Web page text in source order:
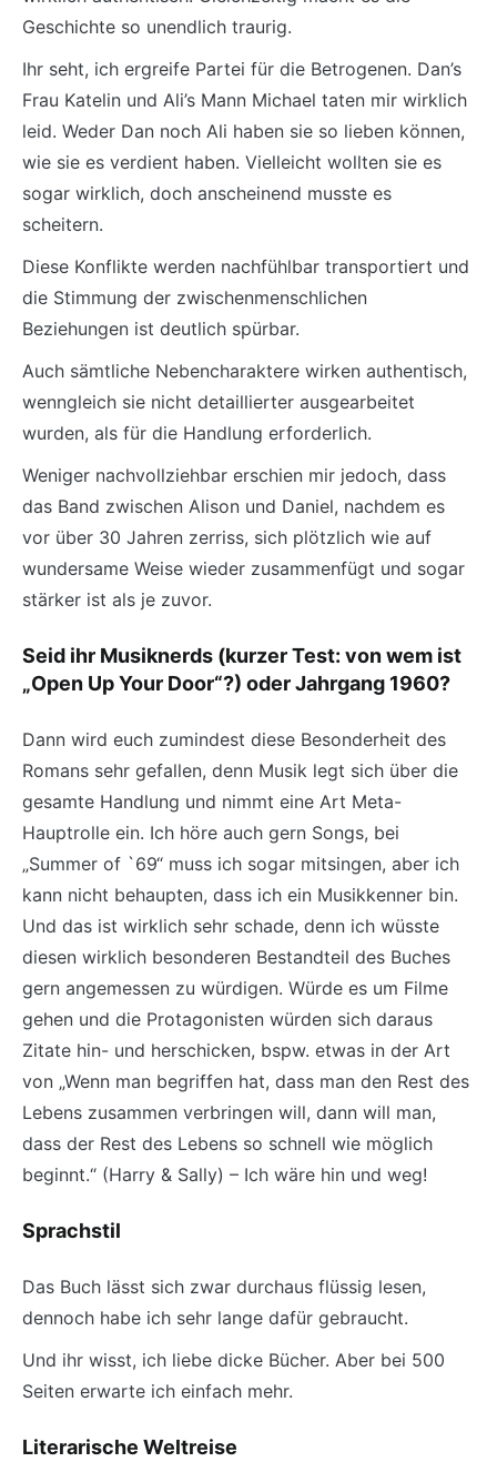
Geschichte so unendlich traurig.
Ihr seht, ich ergreife Partei für die Betrogenen. Dan’s
Frau Katelin und Ali’s Mann Michael taten mir wirklich
leid. Weder Dan noch Ali haben sie so lieben können,
wie sie es verdient haben. Vielleicht wollten sie es
sogar wirklich, doch anscheinend musste es
scheitern.
Diese Konflikte werden nachfühlbar transportiert und
die Stimmung der zwischenmenschlichen
Beziehungen ist deutlich spürbar.
Auch sämtliche Nebencharaktere wirken authentisch,
wenngleich sie nicht detaillierter ausgearbeitet
wurden, als für die Handlung erforderlich.
Weniger nachvollziehbar erschien mir jedoch, dass
das Band zwischen Alison und Daniel, nachdem es
vor über 30 Jahren zerriss, sich plötzlich wie auf
wundersame Weise wieder zusammenfügt und sogar
stärker ist als je zuvor.
Seid ihr Musiknerds (kurzer Test: von wem ist
„Open Up Your Door“?) oder Jahrgang 1960?
Dann wird euch zumindest diese Besonderheit des
Romans sehr gefallen, denn Musik legt sich über die
gesamte Handlung und nimmt eine Art Meta-
Hauptrolle ein. Ich höre auch gern Songs, bei
„Summer of `69“ muss ich sogar mitsingen, aber ich
kann nicht behaupten, dass ich ein Musikkenner bin.
Und das ist wirklich sehr schade, denn ich wüsste
diesen wirklich besonderen Bestandteil des Buches
gern angemessen zu würdigen. Würde es um Filme
gehen und die Protagonisten würden sich daraus
Zitate hin- und herschicken, bspw. etwas in der Art
von „Wenn man begriffen hat, dass man den Rest des
Lebens zusammen verbringen will, dann will man,
dass der Rest des Lebens so schnell wie möglich
beginnt.“ (Harry & Sally) – Ich wäre hin und weg!
Sprachstil
Das Buch lässt sich zwar durchaus flüssig lesen,
dennoch habe ich sehr lange dafür gebraucht.
Und ihr wisst, ich liebe dicke Bücher. Aber bei 500
Seiten erwarte ich einfach mehr.
Literarische Weltreise